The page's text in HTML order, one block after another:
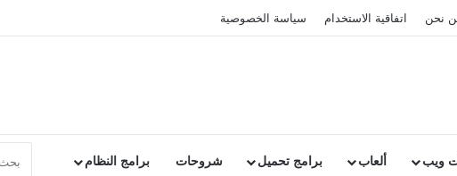
نحن اتفاقية الاستخدام سياسة الخصوصية
ويب ألعاب برامج تحميل شروحات برامج النظام